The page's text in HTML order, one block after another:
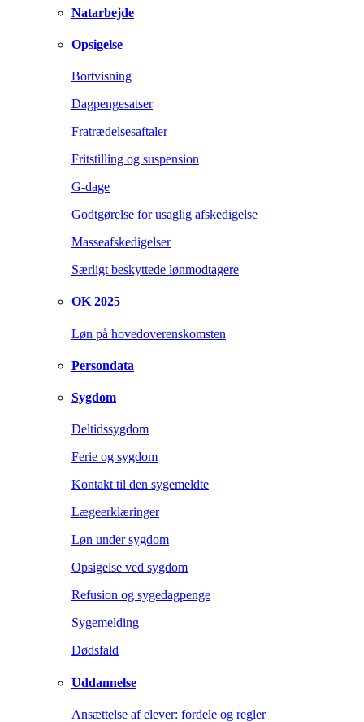
Natarbejde
Opsigelse
Bortvisning
Dagpengesatser
Fratrædelsesaftaler
Fritstilling og suspension
G-dage
Godtgørelse for usaglig afskedigelse
Masseafskedigelser
Særligt beskyttede lønmodtagere
OK 2025
Løn på hovedoverenskomsten
Persondata
Sygdom
Deltidssygdom
Ferie og sygdom
Kontakt til den sygemeldte
Lægeerklæringer
Løn under sygdom
Opsigelse ved sygdom
Refusion og sygedagpenge
Sygemelding
Dødsfald
Uddannelse
Ansættelse af elever: fordele og regler